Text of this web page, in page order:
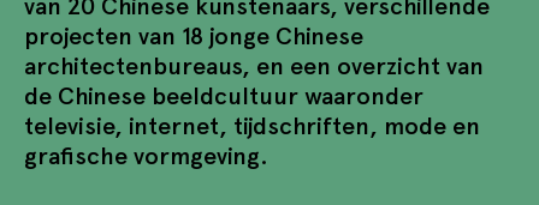
van 20 Chinese kunstenaars, verschillende
projecten van 18 jonge Chinese
architectenbureaus, en een overzicht van
de Chinese beeldcultuur waaronder
televisie, internet, tijdschriften, mode en
grafische vormgeving.